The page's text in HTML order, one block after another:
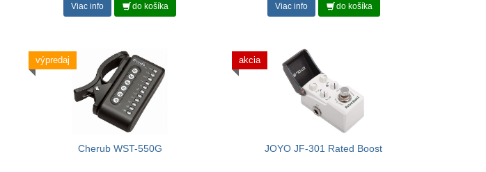
Viac info do košíka Viac info do košíka
výpredaj
Cherub WST-550G
akcia
JOYO JF-301 Rated Boost